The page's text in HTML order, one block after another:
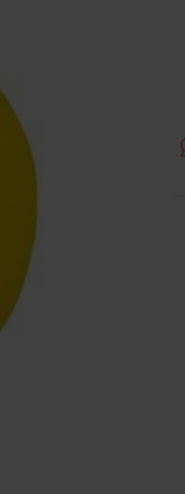
Dolphin M600
Dolphin